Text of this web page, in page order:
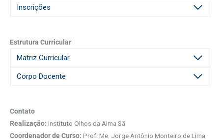
Inscrições
Estrutura Curricular
Matriz Curricular
Corpo Docente
Contato
Realização: Instituto Olhos da Alma Sã
Coordenador de Curso: Prof. Me. Jorge Antônio Monteiro de Lima